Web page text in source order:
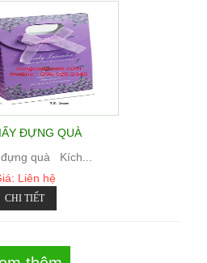
ĐỰNG QUÀ
quà Kích...
Liên hệ
CHI TIẾT